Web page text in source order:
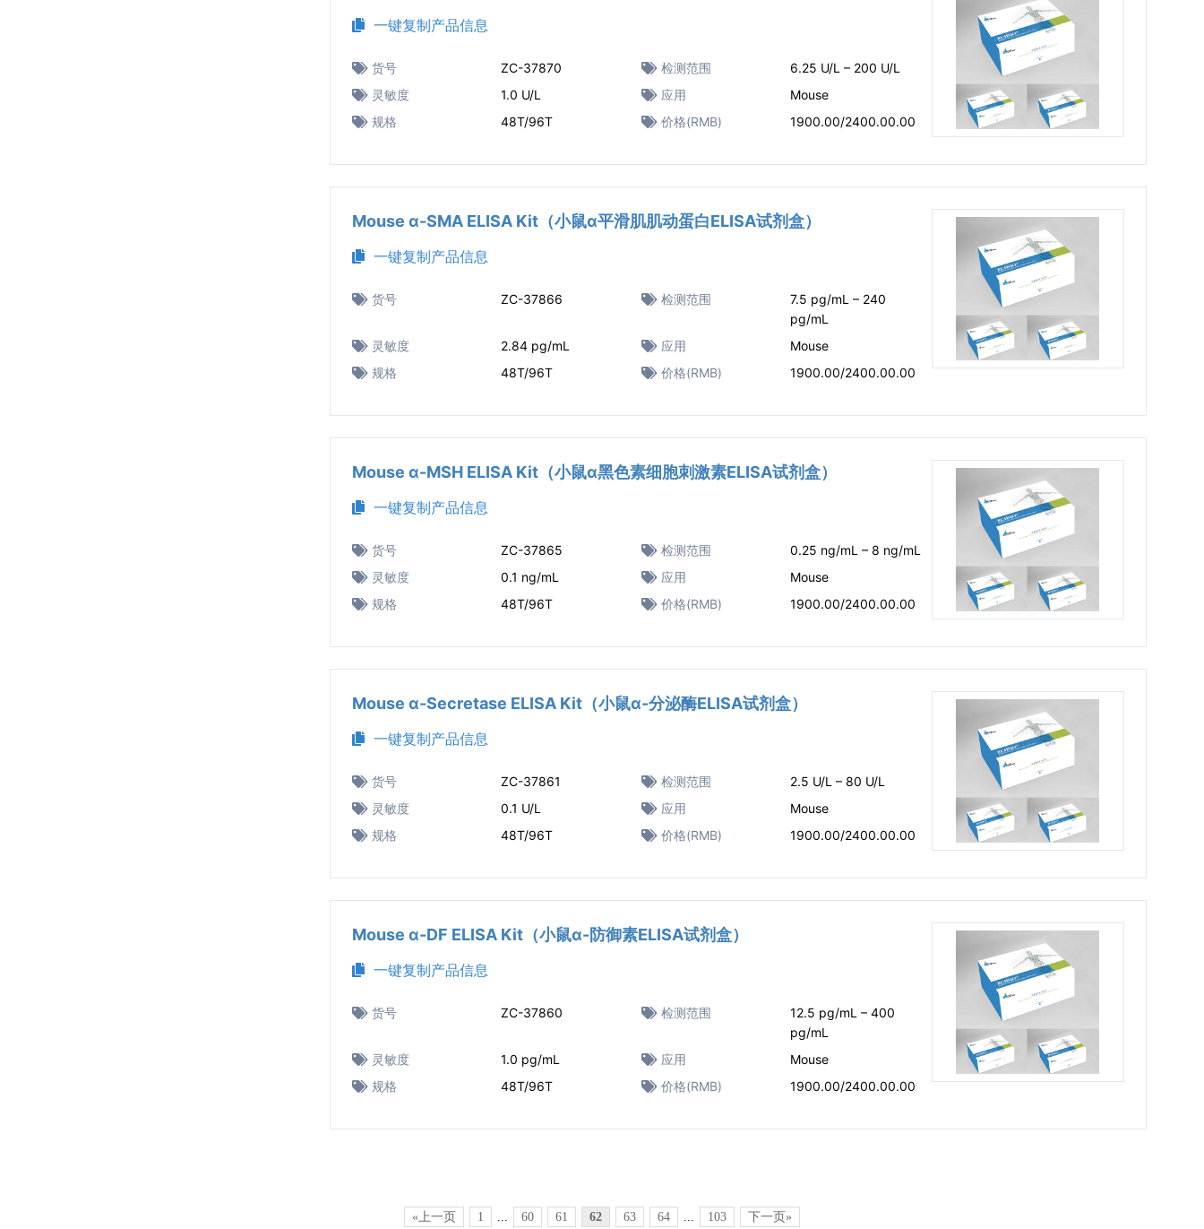
一键复制产品信息
货号 ZC-37870 检测范围
6.25 U/L – 200 U/L
灵敏度
1.0 U/L 应用
Mouse
规格
48T/96T 价格(RMB) 1900.00/2400.00.00
Mouse α-SMA ELISA Kit（小鼠α平滑肌肌动蛋白ELISA试剂盒）
一键复制产品信息
货号 ZC-37866 检测范围
7.5 pg/mL – 240
pg/mL
灵敏度
2.84 pg/mL 应用
Mouse
规格
48T/96T 价格(RMB) 1900.00/2400.00.00
Mouse α-MSH ELISA Kit（小鼠α黑色素细胞刺激素ELISA试剂盒）
一键复制产品信息
货号 ZC-37865 检测范围
0.25 ng/mL – 8 ng/mL
灵敏度
0.1 ng/mL 应用
Mouse
规格
48T/96T 价格(RMB) 1900.00/2400.00.00
Mouse α-Secretase ELISA Kit（小鼠α-分泌酶ELISA试剂盒）
一键复制产品信息
货号 ZC-37861 检测范围
2.5 U/L – 80 U/L
灵敏度
0.1 U/L 应用
Mouse
规格
48T/96T 价格(RMB) 1900.00/2400.00.00
Mouse α-DF ELISA Kit（小鼠α-防御素ELISA试剂盒）
一键复制产品信息
货号 ZC-37860 检测范围
12.5 pg/mL – 400
pg/mL
灵敏度
1.0 pg/mL 应用
Mouse
规格
48T/96T 价格(RMB) 1900.00/2400.00.00
«上一页 1 ... 60 61 62 63 64 ... 103 下一页»